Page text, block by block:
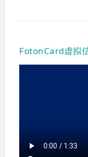
FotonCard虚拟